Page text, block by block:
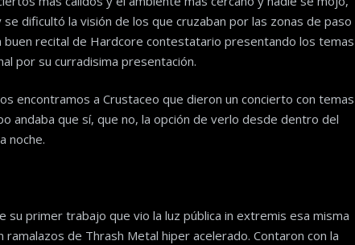
dificultó la visión de los que cruzaban por las zonas de paso
recital de Hardcore contestatario presentando los temas
por su curradisima presentación.
encontramos a Crustaceo que dieron un concierto con temas
andaba que sí, que no, la opción de verlo desde dentro del
noche.
primer trabajo que vio la luz pública in extremis esa misma
de Thrash Metal hiper acelerado. Contaron con la